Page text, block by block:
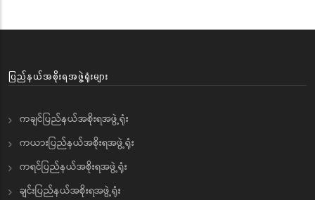
ပြည်နယ်အစိုးရအဖွဲ့ရုံးများ
ကချင်ပြည်နယ်အစိုးရအဖွဲ့ရုံး
ကယားပြည်နယ်အစိုးရအဖွဲ့ရုံး
ကရင်ပြည်နယ်အစိုးရအဖွဲ့ရုံး
ချင်းပြည်နယ်အစိုးရအဖွဲ့ရုံး